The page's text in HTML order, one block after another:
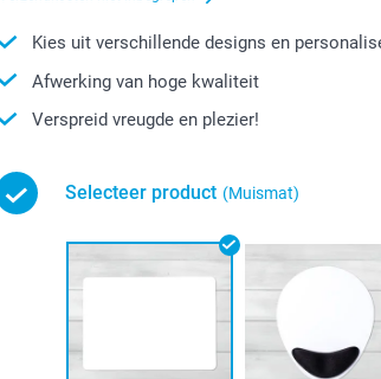
Kies uit verschillende designs en
Afwerking van hoge kwaliteit
Verspreid vreugde en plezier!
Selecteer product (Muismat)